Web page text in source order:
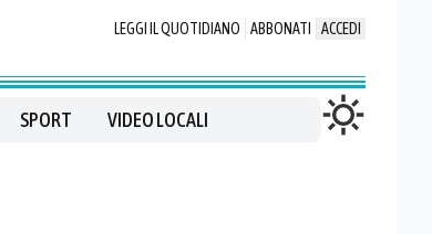
LEGGI IL QUOTIDIANO ABBONATI ACCEDI
SPORT VIDEO LOCALI